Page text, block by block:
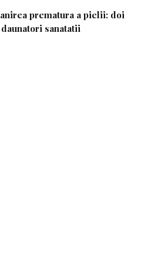
prematura a pielii: doi
sanatatii